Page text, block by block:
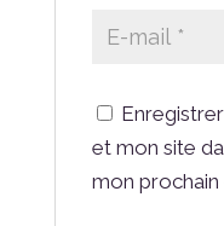
et mon site
mon